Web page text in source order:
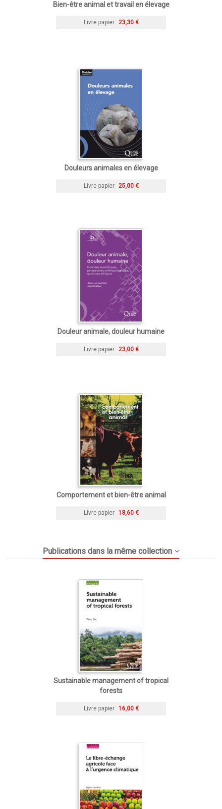
Bien-être animal et travail en élevage
Livre papier 23,30 €
Douleurs animales en élevage
Livre papier 25,00 €
Douleur animale, douleur humaine
Livre papier 23,00 €
Comportement et bien-être animal
Livre papier 18,60 €
Publications dans la même collection
Sustainable management of tropical
forests
Livre papier 16,00 €